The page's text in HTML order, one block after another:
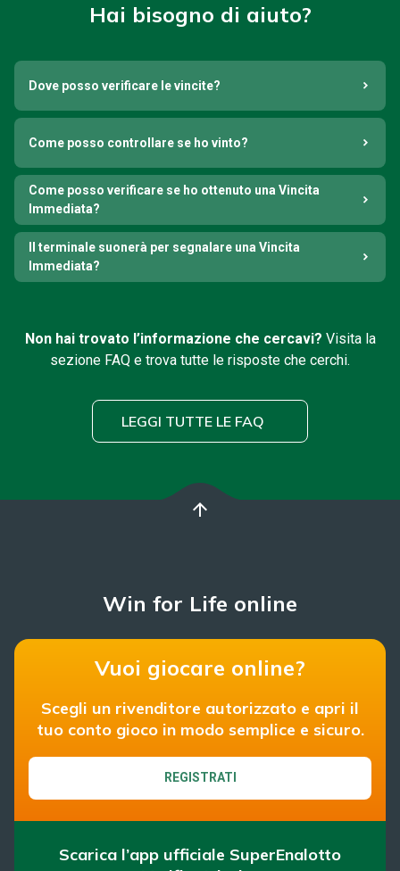
Hai bisogno di aiuto?
Dove posso verificare le vincite?
Come posso controllare se ho vinto?
Come posso verificare se ho ottenuto una Vincita
Immediata?
Il terminale suonerà per segnalare una Vincita
Immediata?
Non hai trovato l’informazione che cercavi? Visita la
sezione FAQ e trova tutte le risposte che cerchi.
LEGGI TUTTE LE FAQ
arrow_upward
Win for Life online
Vuoi giocare online?
Scegli un rivenditore autorizzato e apri il
tuo conto gioco in modo semplice e sicuro.
REGISTRATI
Scarica l’app ufficiale SuperEnalotto